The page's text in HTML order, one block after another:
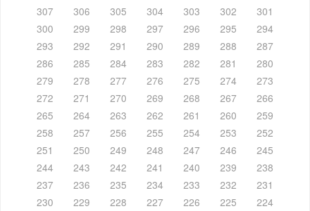
307
306 305 304 303 302
301
300
299 298 297 296 295
294
293
292 291 290 289 288
287
286
285 284 283 282 281
280
279
278 277 276 275 274
273
272
271 270 269 268 267
266
265
264 263 262 261 260
259
258
257 256 255 254 253
252
251
250 249 248 247 246
245
244
243 242 241 240 239
238
237
236 235 234 233 232
231
230
229 228 227 226 225
224